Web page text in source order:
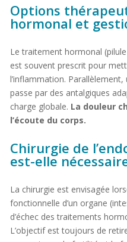
Options
hormonal et
Le traitement hormonal
est souvent prescrit pour
l’inflammation.
passe par des antalgiques
charge globale. La douleur
l’écoute du corps.
Chirurgie de
est-elle
La chirurgie est envisagée
fonctionnelle d’un organe
d’échec des traitements
L’objectif est toujours de